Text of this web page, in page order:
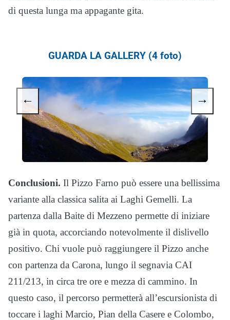
di questa lunga ma appagante gita.
GUARDA LA GALLERY (4 foto)
← →
Conclusioni. Il Pizzo Farno può essere una bellissima
variante alla classica salita ai Laghi Gemelli. La
partenza dalla Baite di Mezzeno permette di iniziare
già in quota, accorciando notevolmente il dislivello
positivo. Chi vuole può raggiungere il Pizzo anche
con partenza da Carona, lungo il segnavia CAI
211/213, in circa tre ore e mezza di cammino. In
questo caso, il percorso permetterà all’escursionista di
toccare i laghi Marcio, Pian della Casere e Colombo,